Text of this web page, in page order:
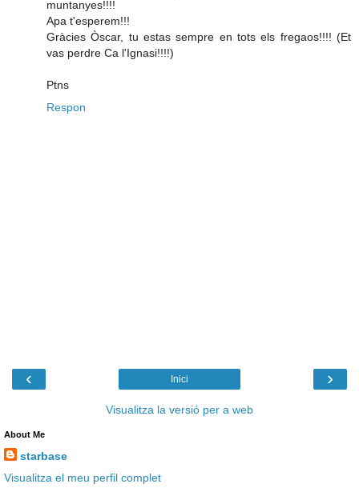
muntanyes!!!!
Apa t'esperem!!!
Gràcies Òscar, tu estas sempre en tots els fregaos!!!! (Et
vas perdre Ca l'Ignasi!!!!)
Ptns
Respon
‹ ›
Inici
Visualitza la versió per a web
About Me
starbase
Visualitza el meu perfil complet